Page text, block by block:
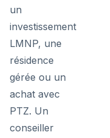
un
investissement
LMNP, une
résidence
gérée ou un
achat avec
PTZ. Un
conseiller